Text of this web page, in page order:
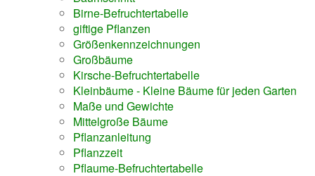
Birne-Befruchtertabelle
giftige Pflanzen
Größenkennzeichnungen
Großbäume
Kirsche-Befruchtertabelle
Kleinbäume - Kleine Bäume für jeden Garten
Maße und Gewichte
Mittelgroße Bäume
Pflanzanleitung
Pflanzzeit
Pflaume-Befruchtertabelle